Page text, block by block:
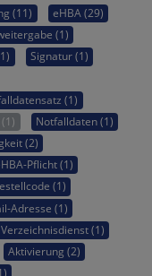
(11)
eHBA (29)
(1)
Signatur (1)
(1)
Notfalldaten (1)
(2)
Pflicht (1)
(1)
Adresse (1)
Verzeichnisdienst (1)
Aktivierung (2)